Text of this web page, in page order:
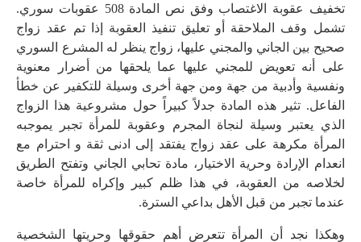
تخفيف عقوبة الاغتصاب وفق نص المادة 508 عقوبات سوري.
تشمل وقف الملاحقة أو تعليق تنفيذ العقوبة إذا تم عقد زواج
صحيح بين الجاني والمجني عليها، زواج ينظر له المشرع السوري
على أنه تعويض للمجني عليها عما يلحقها من أضرار معنوية
ونفسية وأدبية من جهة ومن جهة أخرى وسيلة للتكفير عن خطأ
الفاعل. تثير هذه المادة جدلاً كبيراً حول مشروعية هذا الزواج
الذي يعتبر وسيلة لنجاة المجرم وعقوبة للمرأة تجبر يموجبه
المرأة مكرهة على عقد زواج يفتقد إلى ادنى ثقة و احترام مع
انعدام الإرادة وحرية الاختيار، مادة تحابي الجاني وتفتح الطريق
لخلاصه من العقوبة، في هذا ظلم كبير وإكراه للمرأة خاصة
عندما تجبر من قبل الأهل بداعي السترة.
وهكذا نجد أن المرأة تتعرض أهم حقوقها وحريتها الشخصية